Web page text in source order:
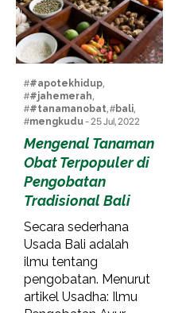
##apotekhidup,
##jahemerah,
##tanamanobat, #bali,
#mengkudu- 25 Jul, 2022
Mengenal Tanaman
Obat Terpopuler di
Pengobatan
Tradisional Bali
Secara sederhana
Usada Bali adalah
ilmu tentang
pengobatan. Menurut
artikel Usadha: Ilmu